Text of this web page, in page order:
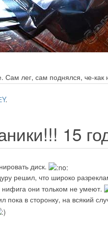
лег, сам поднялся, че-как
.
15
диск.
решил, что широко
нифига они тольком не умеют.
в сторонку, на всякий